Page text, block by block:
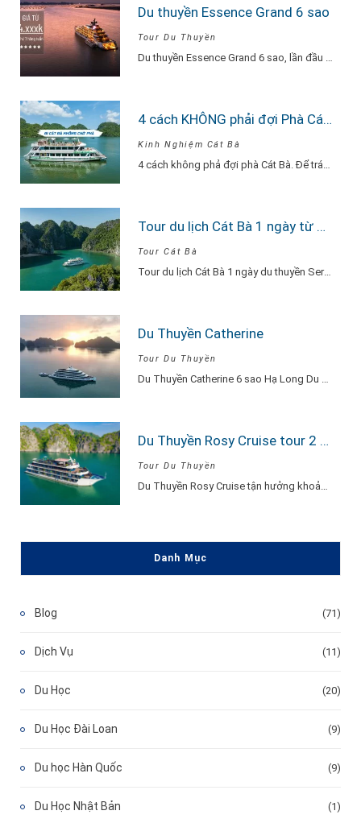
Du thuyền Essence Grand 6 sao
Tour Du Thuyền
Du thuyền Essence Grand 6 sao, lần đầu tiên xuất hiện tại Hạ Long. Với…
4 cách KHÔNG phải đợi Phà Cát Bà
Kinh Nghiệm Cát Bà
4 cách không phả đợi phà Cát Bà. Để tránh phải chờ đợi lâu vì…
Tour du lịch Cát Bà 1 ngày từ Hà Nội Du Thuyền Serenity Explore
Tour Cát Bà
Tour du lịch Cát Bà 1 ngày du thuyền Serenity Explore, đi về trong ngày…
Du Thuyền Catherine
Tour Du Thuyền
Du Thuyền Catherine 6 sao Hạ Long Du Thuyền Catherine một khu nghỉ dưỡng thu…
Du Thuyền Rosy Cruise tour 2 ngày 1 đêm
Tour Du Thuyền
Du Thuyền Rosy Cruise tận hưởng khoảnh khắc vui vẻ, hạnh phúc đắm say lòng…
Danh Mục
Blog (71)
Dịch Vụ (11)
Du Học (20)
Du Học Đài Loan (9)
Du học Hàn Quốc (9)
Du Học Nhật Bản (1)